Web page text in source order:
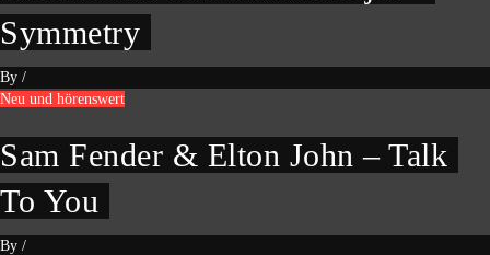
Symmetry
By /
Neu und hörenswert
Sam Fender & Elton John – Talk
To You
By /